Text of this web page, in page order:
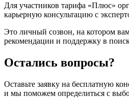
Для участников тарифа «‎Плюс‎»‎
карьерную консультацию с
Это личный созвон, на котором
рекомендации и поддержку в
Остались вопросы?
Оставьте заявку на бесплатную
и мы поможем определиться с